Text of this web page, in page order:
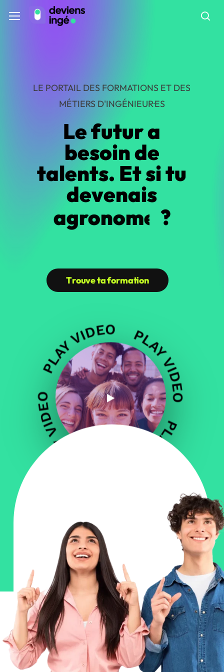
Menu
LE PORTAIL DES FORMATIONS ET DES
MÉTIERS D'INGÉNIEUR·ES
Lefutura
besoinde
talents. Etsitu
devenais
agronome ?
Trouvetaformation
Derniers articles
Toutes les
actualités